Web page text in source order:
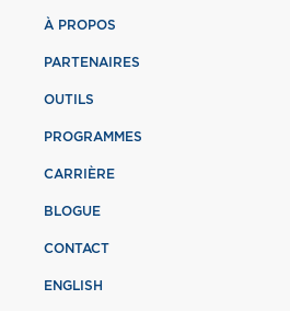
À PROPOS
PARTENAIRES
OUTILS
PROGRAMMES
CARRIÈRE
BLOGUE
CONTACT
ENGLISH